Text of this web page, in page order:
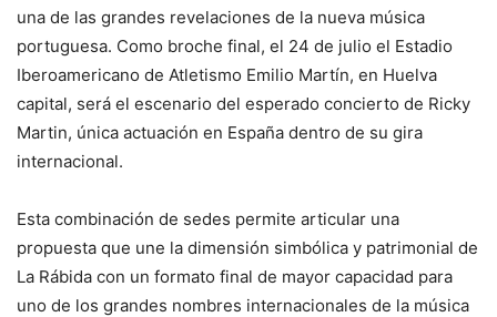
una de las grandes revelaciones de la nueva música
portuguesa. Como broche final, el 24 de julio el Estadio
Iberoamericano de Atletismo Emilio Martín, en Huelva
capital, será el escenario del esperado concierto de Ricky
Martin, única actuación en España dentro de su gira
internacional.
Esta combinación de sedes permite articular una
propuesta que une la dimensión simbólica y patrimonial de
La Rábida con un formato final de mayor capacidad para
uno de los grandes nombres internacionales de la música